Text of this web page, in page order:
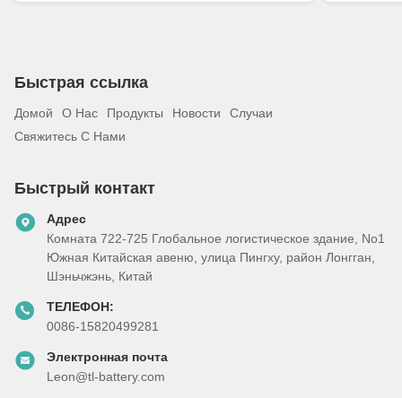
Быстрая ссылка
Домой О Нас Продукты Новости
Случаи
Свяжитесь С Нами
Быстрый контакт
Адрес
Комната 722-725 Глобальное логистическое здание, No1
Южная Китайская авеню, улица Пингху, район Лонгган,
Шэньчжэнь, Китай
ТЕЛЕФОН:
0086-15820499281
Электронная почта
Leon@tl-battery.com